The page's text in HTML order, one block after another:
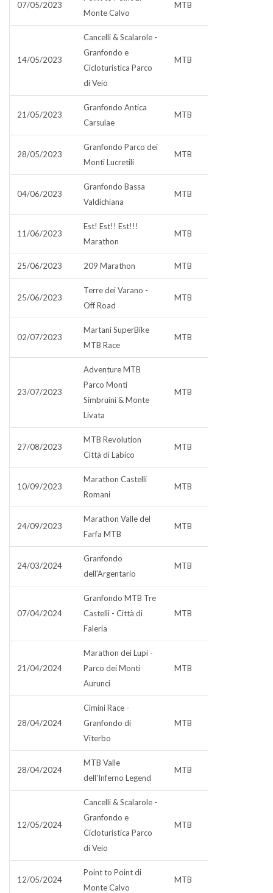
07/05/2023
Monte Calvo
MTB
14/05/2023
Cancelli & Scalarole -
Granfondo e
Cicloturistica Parco
di Veio
MTB
21/05/2023
Granfondo Antica
Carsulae
MTB
28/05/2023
Granfondo Parco dei
Monti Lucretili
MTB
04/06/2023
Granfondo Bassa
Valdichiana
MTB
11/06/2023
Est! Est!! Est!!!
Marathon
MTB
25/06/2023 209 Marathon MTB
25/06/2023
Terre dei Varano -
Off Road
MTB
02/07/2023
Martani SuperBike
MTB Race
MTB
23/07/2023
Adventure MTB
Parco Monti
Simbruini & Monte
Livata
MTB
27/08/2023
MTB Revolution
Città di Labico
MTB
10/09/2023
Marathon Castelli
Romani
MTB
24/09/2023
Marathon Valle del
Farfa MTB
MTB
24/03/2024
Granfondo
dell'Argentario
MTB
07/04/2024
Granfondo MTB Tre
Castelli - Città di
Faleria
MTB
21/04/2024
Marathon dei Lupi -
Parco dei Monti
Aurunci
MTB
28/04/2024
Cimini Race -
Granfondo di
Viterbo
MTB
28/04/2024
MTB Valle
dell'Inferno Legend
MTB
12/05/2024
Cancelli & Scalarole -
Granfondo e
Cicloturistica Parco
di Veio
MTB
12/05/2024
Point to Point di
Monte Calvo
MTB